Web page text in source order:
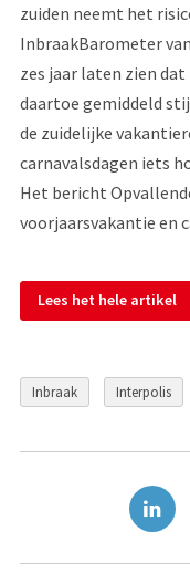
zuiden neemt het
InbraakBarometer
zes jaar laten zien
daartoe gemiddeld
de zuidelijke
carnavalsdagen iets
Het bericht
voorjaarsvakantie en
Lees het hele artikel
Inbraak Interpolis